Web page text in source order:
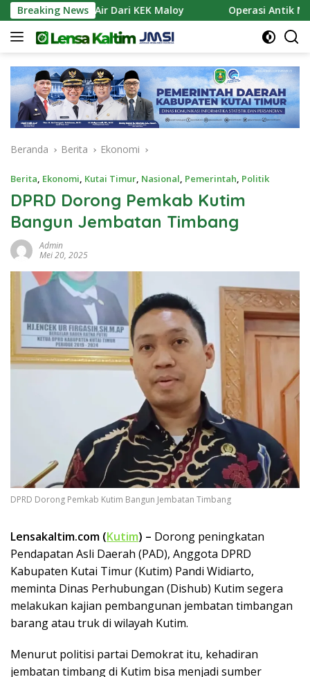
Langsung
ke
konten
Breaking News
Pasokan Air Dari KEK Maloy Operasi Antik
Beranda Berita Ekonomi
Berita, Ekonomi, Kutai Timur, Nasional, Pemerintah, Politik
DPRD Dorong Pemkab Kutim
Bangun Jembatan Timbang
Admin
Mei 20, 2025
DPRD Dorong Pemkab Kutim Bangun Jembatan Timbang
Lensakaltim.com (Kutim) – Dorong peningkatan
Pendapatan Asli Daerah (PAD), Anggota DPRD
Kabupaten Kutai Timur (Kutim) Pandi Widiarto,
meminta Dinas Perhubungan (Dishub) Kutim segera
melakukan kajian pembangunan jembatan timbangan
barang atau truk di wilayah Kutim.
Menurut politisi partai Demokrat itu, kehadiran
jembatan timbang di Kutim bisa menjadi sumber